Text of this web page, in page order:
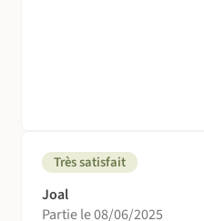
Très satisfait
Joal
Partie le 08/06/2025